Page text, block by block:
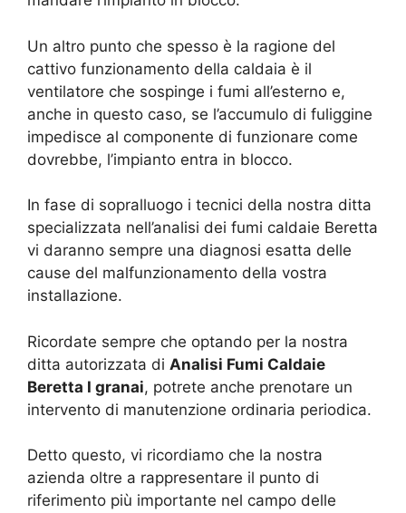
Un altro punto che spesso è la ragione del
cattivo funzionamento della caldaia è il
ventilatore che sospinge i fumi all’esterno e,
anche in questo caso, se l’accumulo di fuliggine
impedisce al componente di funzionare come
dovrebbe, l’impianto entra in blocco.
In fase di sopralluogo i tecnici della nostra ditta
specializzata nell’analisi dei fumi caldaie Beretta
vi daranno sempre una diagnosi esatta delle
cause del malfunzionamento della vostra
installazione.
Ricordate sempre che optando per la nostra
ditta autorizzata di Analisi Fumi Caldaie
Beretta I granai, potrete anche prenotare un
intervento di manutenzione ordinaria periodica.
Detto questo, vi ricordiamo che la nostra
azienda oltre a rappresentare il punto di
riferimento più importante nel campo delle